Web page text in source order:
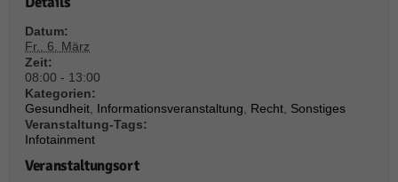
Datum:
Fr.. 6. März
Zeit:
08:00 - 13:00
Kategorien:
Gesundheit, Informationsveranstaltung, Recht, Sonstiges
Veranstaltung-Tags:
Infotainment
Veranstaltungsort
Marketing (1)
Marketing-Cookies werden von Drittanbietern oder Publishern verwendet,
um personalisierte Werbung anzuzeigen. Sie tun dies, indem sie Besucher
über Websites hinweg verfolgen.
Cookie-Informationen anzeigen